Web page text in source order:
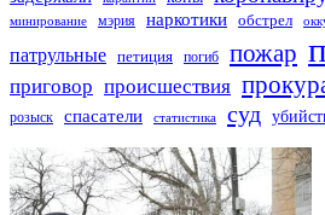
минирование мэрия наркотики обстрел
патрульные петиция погиб пожар
приговор происшествия
розыск
спасатели статистика суд